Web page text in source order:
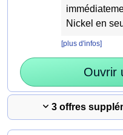
Nickel en
[plus d'infos]
Ouvrir
3 offres